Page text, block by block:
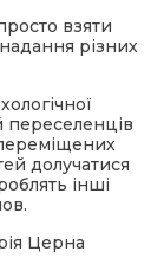
взяти
різних
переселенців
долучатися
інші
Церна